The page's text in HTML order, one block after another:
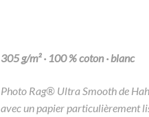
305 g/m² · 100 % coton · blanc
Photo Rag® Ultra Smooth de
avec un papier particulièrement